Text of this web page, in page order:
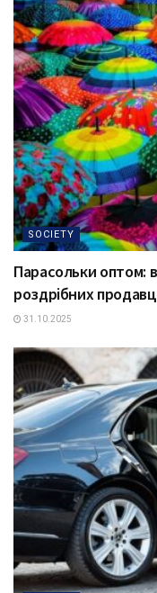
SOCIETY
Парасольки оптом:
роздрібних
31.10.2025